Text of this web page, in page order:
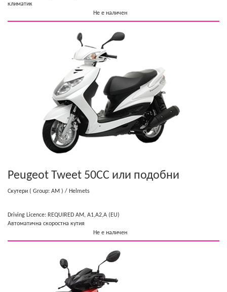
климатик
Не е наличен
Peugeot Tweet 50CC или подобни
Скутери ( Group: AM ) / Helmets
Driving Licence: REQUIRED AM, A1,A2,A (EU)
Автоматична скоростна кутия
Не е наличен